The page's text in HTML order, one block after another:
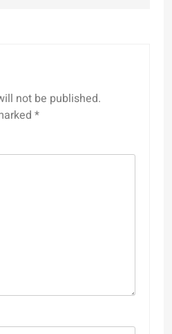
not be published.
*